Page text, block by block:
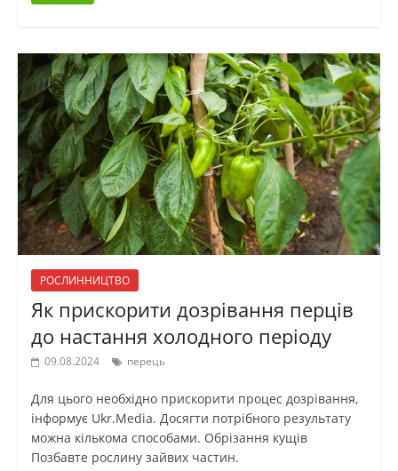
РОСЛИННИЦТВО
Як прискорити дозрівання перців
до настання холодного періоду
09.08.2024 перець
Для цього необхідно прискорити процес дозрівання,
інформує Ukr.Media. Досягти потрібного результату
можна кількома способами. Обрізання кущів
Позбавте рослину зайвих частин.